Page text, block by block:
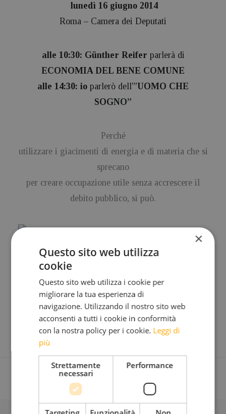
lunedì 16 giugno 2014
Roma – Camera dei Deputati
alle 10:30: Günther Reifer parlerà di
ECONOMIA DEL BENE COMUNE
alle 14:30: io parlerò dell'”UOMO CHE
SOGNO”
Perché
utilizzare i giacimenti di energia e di materia che si
sprecano
per creare occupazione utile senza accrescere il
debito pubblico, si può.
STREAMINGsuwww.decrescitafelice.it
scarica ilProgramma e ulteriori informazioni
Ingresso
previo accreditamento
×
Questo sito web utilizza
cookie
Questo sito web utilizza i cookie per
migliorare la tua esperienza di
navigazione. Utilizzando il nostro sito web
acconsenti a tutti i cookie in conformità
con la nostra policy per i cookie. Leggi di
più
Strettamente
necessari
Performance